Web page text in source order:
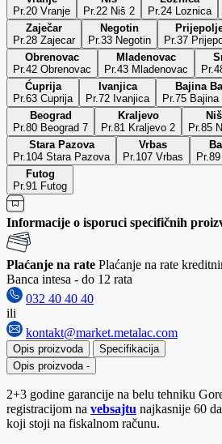
Pr.20 Vranje
Pr.22 Niš 2
Pr.24 Loznica
Zaječar
Pr.28 Zajecar
Negotin
Pr.33 Negotin
Pr.37
Obrenovac
Pr.42 Obrenovac
Mladenovac
Pr.43 Mladenovac
Ćuprija
Pr.63 Cuprija
Ivanjica
Pr.72 Ivanjica
Bajina
Pr.75
Beograd
Pr.80 Beograd 7
Kraljevo
Pr.81 Kraljevo 2
Niš
Pr.85
Stara Pazova
Pr.104 Stara Pazova
Vrbas
Pr.107 Vrbas
Futog
Pr.91 Futog
Informacije o isporuci specifičnih
Plaćanje na rate Plaćanje na rate
Banca intesa - do 12 rata
032 40 40 40
ili
kontakt@market.metalac.com
Opis proizvoda
Specifikacija
Opis proizvoda -
2+3 godine garancije na belu tehniku
registracijom na vebsajtu najkasnije 60
koji stoji na fiskalnom računu.